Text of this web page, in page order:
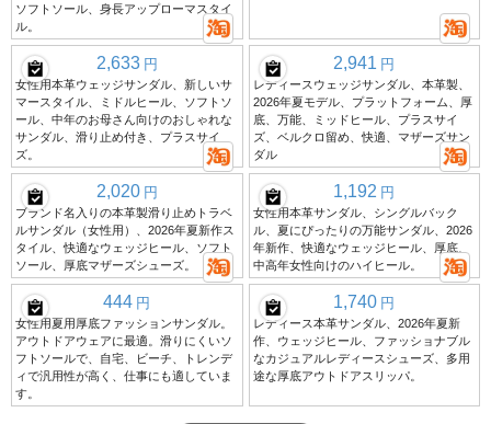
ソフトソール、身長アップローマスタイ
ル。
2,633 円
女性用本革ウェッジサンダル、新しいサ
マースタイル、ミドルヒール、ソフトソ
ール、中年のお母さん向けのおしゃれな
サンダル、滑り止め付き、プラスサイ
ズ。
2,941 円
レディースウェッジサンダル、本革製、
2026年夏モデル、プラットフォーム、厚
底、万能、ミッドヒール、プラスサイ
ズ、ベルクロ留め、快適、マザーズサン
ダル
2,020 円
ブランド名入りの本革製滑り止めトラベ
ルサンダル（女性用）、2026年夏新作ス
タイル、快適なウェッジヒール、ソフト
ソール、厚底マザーズシューズ。
1,192 円
女性用本革サンダル、シングルバック
ル、夏にぴったりの万能サンダル、2026
年新作、快適なウェッジヒール、厚底、
中高年女性向けのハイヒール。
444 円
女性用夏用厚底ファッションサンダル。
アウトドアウェアに最適。滑りにくいソ
フトソールで、自宅、ビーチ、トレンデ
ィで汎用性が高く、仕事にも適していま
す。
1,740 円
レディース本革サンダル、2026年夏新
作、ウェッジヒール、ファッショナブル
なカジュアルレディースシューズ、多用
途な厚底アウトドアスリッパ。